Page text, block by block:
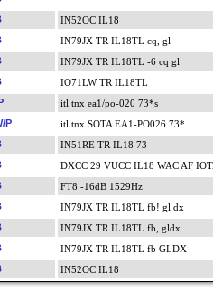
IN52OC IL18
IN79JX TR IL18TL cq, gl
IN79JX TR IL18TL -6 cq gl
IO71LW TR IL18TL
itl tnx ea1/po-020 73*s
P itl tnx SOTA EA1-PO026 73*
IN51RE TR IL18 73
DXCC 29 VUCC IL18 WAC AF
FT8 -16dB 1529Hz
IN79JX TR IL18TL fb! gl dx
IN79JX TR IL18TL fb, gldx
IN79JX TR IL18TL fb GLDX
IN52OC IL18